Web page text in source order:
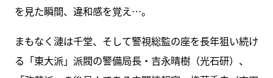
を見た瞬間、違和感を覚え…。
まもなく漣は千堂、そして警視総監の座を長年狙い続け
る「東大派」派閥の警備局長・吉永晴樹（光石研）、